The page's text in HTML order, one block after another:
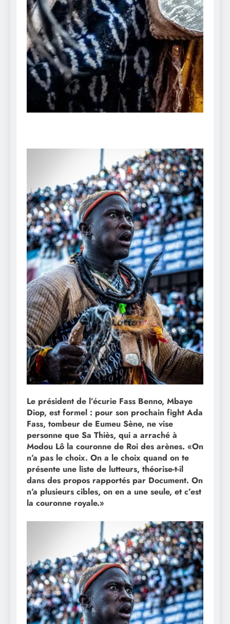
Le président de l’écurie Fass Benno, Mbaye
Diop, est formel : pour son prochain fight Ada
Fass, tombeur de Eumeu Sène, ne vise
personne que Sa Thiès, qui a arraché à
Modou Lô la couronne de Roi des arènes. «On
n’a pas le choix. On a le choix quand on te
présente une liste de lutteurs, théorise-t-il
dans des propos rapportés par Document. On
n’a plusieurs cibles, on en a une seule, et c’est
la couronne royale.»